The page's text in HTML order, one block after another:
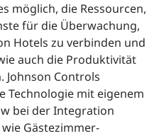
möglich, die Ressourcen,
für die Überwachung,
Hotels zu verbinden und
auch die Produktivität
Johnson Controls
mit eigenem
bei der Integration
Gästezimmer-